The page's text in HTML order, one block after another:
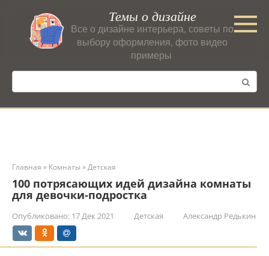
контенту
Темы о дизайне
Все о дизайне интерьера, советы по
выбору оформления, фото видео
примеры
Поиск:
Главная » Комнаты »Детская
100 потрясающих идей дизайна комнаты
для девочки-подростка
Опубликовано: 17 Дек 2021 Детская Александр Редькин